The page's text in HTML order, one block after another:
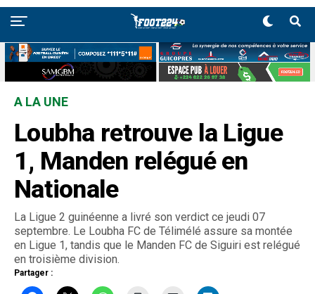
A LA UNE
Loubha retrouve la Ligue
1, Manden relégué en
Nationale
La Ligue 2 guinéenne a livré son verdict ce jeudi 07
septembre. Le Loubha FC de Télimélé assure sa montée
en Ligue 1, tandis que le Manden FC de Siguiri est relégué
en troisième division.
Partager :